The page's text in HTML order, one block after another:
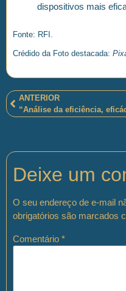
dispositivos mais
Fonte: RFI.
Crédido da Foto destacada:
ANTERIOR
Deixe um
O seu endereço de e-mail
obrigatórios são marcados
Comentário *